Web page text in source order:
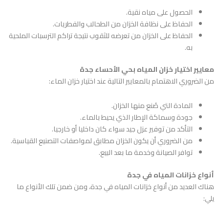
الحصول على مياه نقية.
الحفاظ على نظافة الخزان من الطحالب والفطريات.
الحفاظ على الخزان من تعرضه للثقوب نتيجة تراكم الترسبات الملحية
به.
معايير اختيار خزان المياه بحي الأحساء جدة
من الضروري الاهتمام بالمعايير التالية عند اختيار خزان الماء:
المادة التي صُنع منها الخزان.
جودة وسماكة الإطار الذي يحيط بالماء.
التأكد من توفير عزل جيد سواء كان داخليا أو خارجيا.
من الضروري أن يكون الخزان مطابق لمواصفات التصنيع القياسية.
توافر الصيانة وخدمة ما بعد البيع.
أنواع خزانات المياه في جدة
هناك العديد من أنواع خزانات المياه في جدة، ومن ضمن تلك الأنواع ما
يلي: